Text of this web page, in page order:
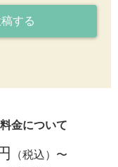
する
金について
（税込）〜